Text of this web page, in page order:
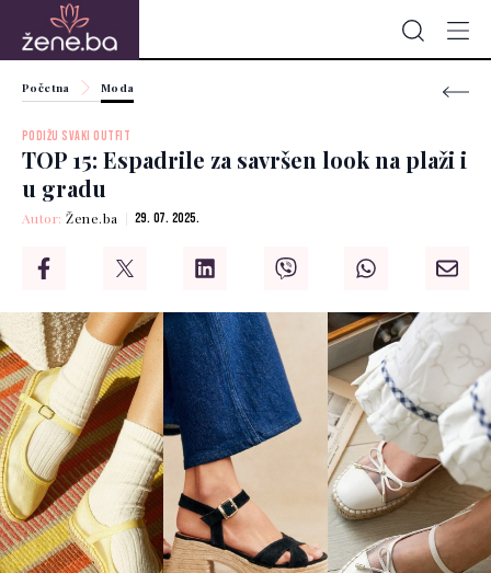
Početna Moda
PODIŽU SVAKI OUTFIT
TOP 15: Espadrile za savršen look na plaži i
u gradu
Autor:Žene.ba 29. 07. 2025.